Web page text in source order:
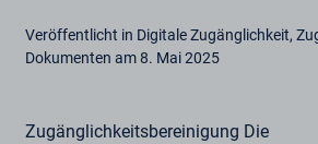
Veröffentlicht in Digitale Zugänglichkeit,
Dokumenten am 8. Mai 2025
Zugänglichkeitsbereinigung Die